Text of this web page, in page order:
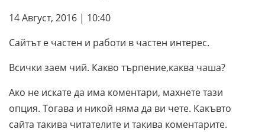
14 Август, 2016 | 10:40
Сайтът е частен и работи в частен интерес.
Всички заем чий. Какво търпение,каква чаша?
Ако не искате да има коментари, махнете тази
опция. Тогава и никой няма да ви чете. Какъвто
сайта такива читателите и такива коментарите.